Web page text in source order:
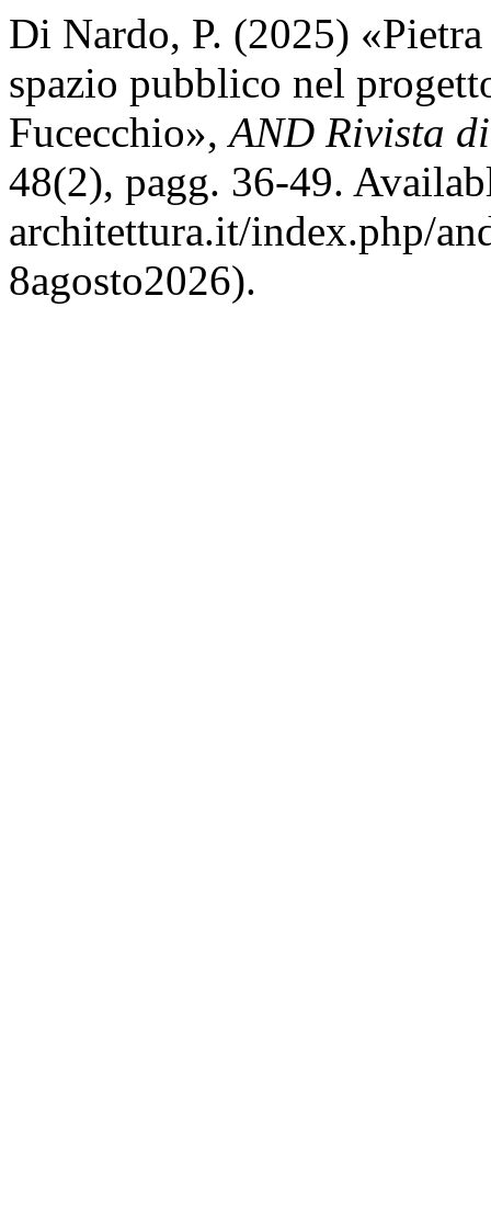
Di Nardo, P. (2025)
spazio pubblico nel
Fucecchio»,AND Rivista
48(2), pagg. 36-49.
architettura.it/index.php/
8agosto2026).